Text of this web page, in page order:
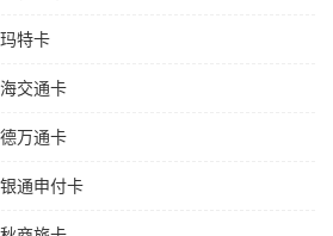
特卡
交通卡
万通卡
通申付卡